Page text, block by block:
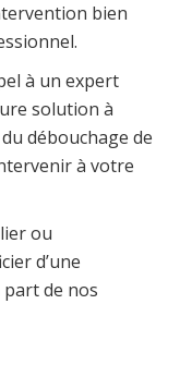
bien
à un expert
solution à
débouchage de
à votre
ou
d’une
de nos